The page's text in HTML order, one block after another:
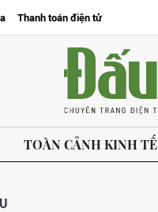
Thanh toán điện tử
TOÀN CẢNH KINH TẾ